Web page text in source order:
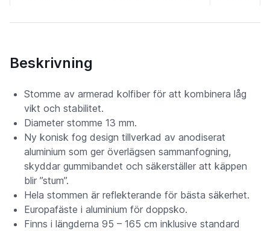
Beskrivning
Stomme av armerad kolfiber för att kombinera låg
vikt och stabilitet.
Diameter stomme 13 mm.
Ny konisk fog design tillverkad av anodiserat
aluminium som ger överlägsen sammanfogning,
skyddar gummibandet och säkerställer att käppen
blir ”stum”.
Hela stommen är reflekterande för bästa säkerhet.
Europafäste i aluminium för doppsko.
Finns i längderna 95 – 165 cm inklusive standard